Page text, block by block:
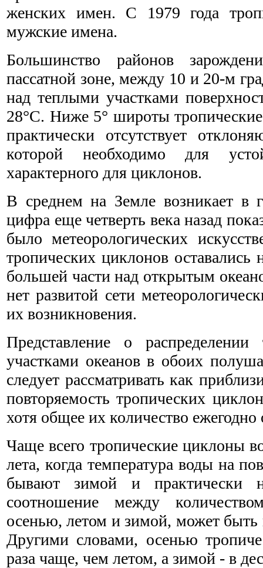
женских имен. С 1979 года
мужские имена.
Большинство районов
пассатной зоне, между 10 и 20-м
над теплыми участками
28°С. Ниже 5° широты
практически отсутствует
которой необходимо для
характерного для циклонов.
В среднем на Земле возникает в
цифра еще четверть века назад
было метеорологических
тропических циклонов
большей части над открытым
нет развитой сети
их возникновения.
Представление о
участками океанов в обоих
следует рассматривать как
повторяемость тропических
хотя общее их количество
Чаще всего тропические циклоны
лета, когда температура воды на
бывают зимой и практически
соотношение между
осенью, летом и зимой, может
Другими словами, осенью
раза чаще, чем летом, а зимой - в